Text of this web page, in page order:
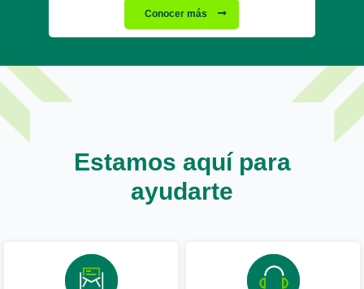
Conocer más
Estamos aquí para
ayudarte